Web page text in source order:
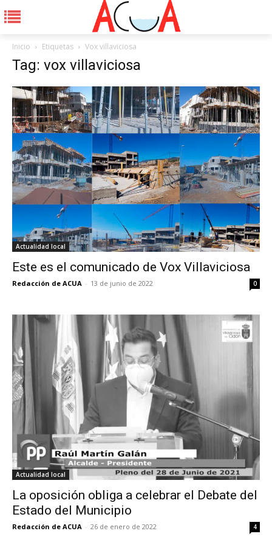
Inicio Etiquetas Vox villaviciosa
Tag: vox villaviciosa
Actualidad local
Este es el comunicado de Vox Villaviciosa
Redacción de ACUA - 13 de junio de 2022 0
Actualidad local
La oposición obliga a celebrar el Debate del
Estado del Municipio
Redacción de ACUA - 26 de enero de 2022 4